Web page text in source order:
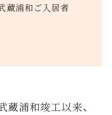
蔵浦和ご入居者
蔵浦和竣工以来、